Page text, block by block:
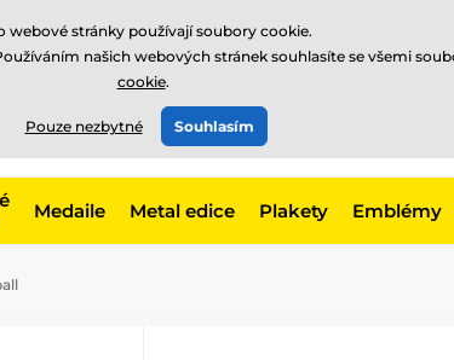
775 400 255
Zavolejte nám
Medaile Metal edice Plakety Emblémy
webové stránky používají soubory cookie.
našich webových stránek souhlasíte se všemi
cookie.
Pouze nezbytné Souhlasím